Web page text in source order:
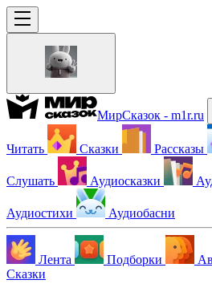
МирСказок - m1r.ru
Читать Сказки Рассказы
Слушать Аудиосказки
Аудиостихи Аудиобасни
Лента Подборки
Сказки